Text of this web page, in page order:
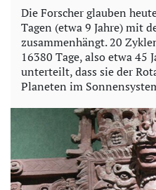
Die Forscher glauben
Tagen (etwa 9 Jahre) mit
zusammenhängt. 20
16380 Tage, also etwa 45
unterteilt, dass sie der
Planeten im